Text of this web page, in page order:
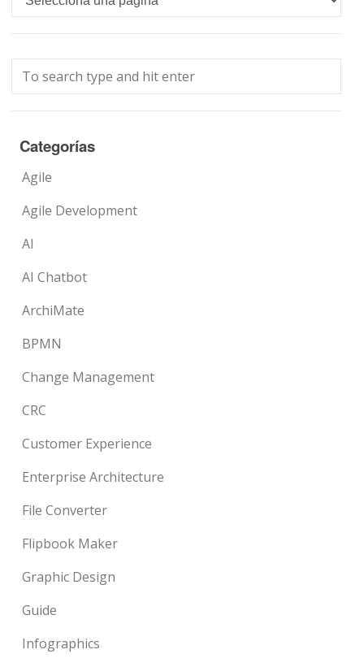
Categorías
Agile
Agile Development
AI
AI Chatbot
ArchiMate
BPMN
Change Management
CRC
Customer Experience
Enterprise Architecture
File Converter
Flipbook Maker
Graphic Design
Guide
Infographics